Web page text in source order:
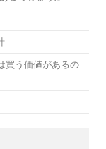
買う価値があるの